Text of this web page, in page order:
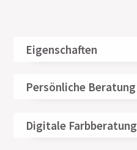
Persönliche Beratung
Digitale Farbberatung
Eigenschaften